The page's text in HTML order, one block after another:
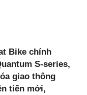
Bike chính
S-series,
giao thông
tiến mới,